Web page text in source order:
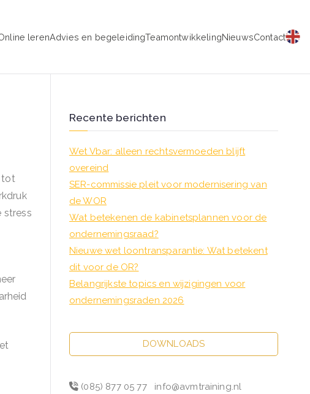
lerenAdvies en begeleidingTeamontwikkelingNieuwsContact
tot
stress
Recente berichten
Wet Vbar: alleen rechtsvermoeden blijft
overeind
SER-commissie pleit voor modernisering van
de WOR
Wat betekenen de kabinetsplannen voor de
ondernemingsraad?
Nieuwe wet loontransparantie: Wat betekent
dit voor de OR?
Belangrijkste topics en wijzigingen voor
ondernemingsraden 2026
DOWNLOADS
(085) 877 05 77 info@avmtraining.nl